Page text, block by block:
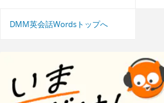
DMM英会話Wordsトップへ